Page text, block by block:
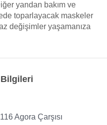
yandan bakım ve
toparlayacak maskeler
değişimler yaşamanıza
Agora Çarşısı